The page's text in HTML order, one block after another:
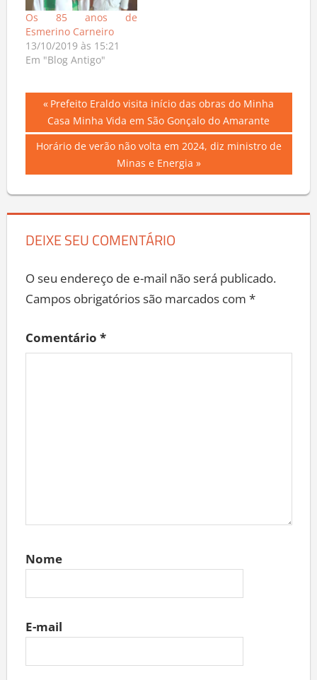
Os 85 anos de
Esmerino Carneiro
13/10/2019 às 15:21
Em "Blog Antigo"
Navegação
de
Previous
Post:
Prefeito Eraldo visita início das obras do Minha
Casa Minha Vida em São Gonçalo do Amarante
Next
Horário de verão não volta em 2024, diz ministro de
Minas e Energia
DEIXE SEU COMENTÁRIO
O seu endereço de e-mail não será publicado.
Campos obrigatórios são marcados com *
Comentário *
Nome
E-mail